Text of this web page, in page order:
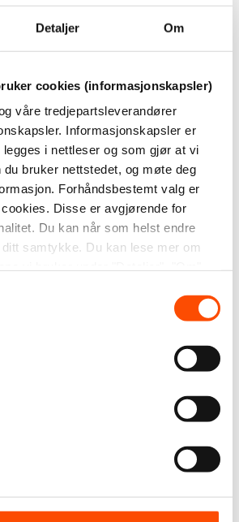
Detaljer Om
cookies (informasjonskapsler)
våre tredjepartsleverandører
Informasjonskapsler er
i nettleser og som gjør at vi
bruker nettstedet, og møte deg
Forhåndsbestemt valg er
Disse er avgjørende for
Du kan når som helst endre
samtykke. Du kan lese mer om
er
gul
den
Skål i keramikk – rosa
spettet
Nydelig skål som er laget
i støpeleire. Leveres